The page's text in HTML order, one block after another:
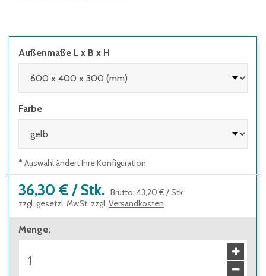
Außenmaße L x B x H
Farbe
* Auswahl ändert Ihre Konfiguration
36,30 € / Stk. Brutto: 43,20 € /Stk.
zzgl. gesetzl. MwSt. zzgl. Versandkosten
Menge: